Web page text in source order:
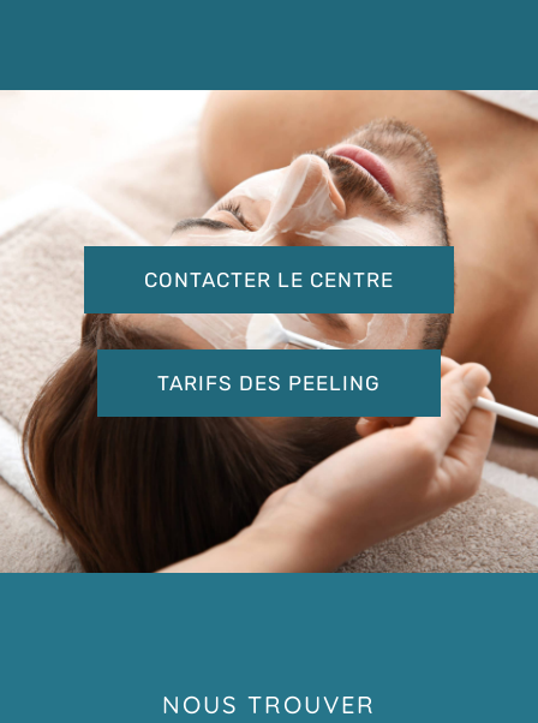
CONTACTER LE CENTRE
TARIFS DES PEELING
NOUS TROUVER